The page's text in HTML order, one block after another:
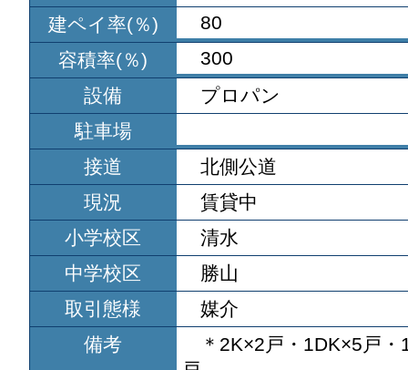
建ペイ率(％)
80
容積率(％)
300
設備
プロパン
駐車場
接道
北側公道
現況
賃貸中
小学校区
清水
中学校区
勝山
取引態様
媒介
備考
＊2K×2戸・1DK×5戸